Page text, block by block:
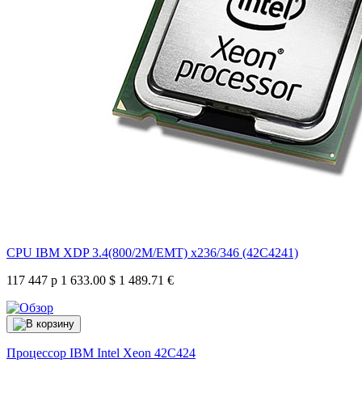
CPU IBM XDP 3.4(800/2M/EMT) x236/346 (42C4241)
117 447 р 1 633.00 $ 1 489.71 €
Процессор IBM Intel Xeon 42C424